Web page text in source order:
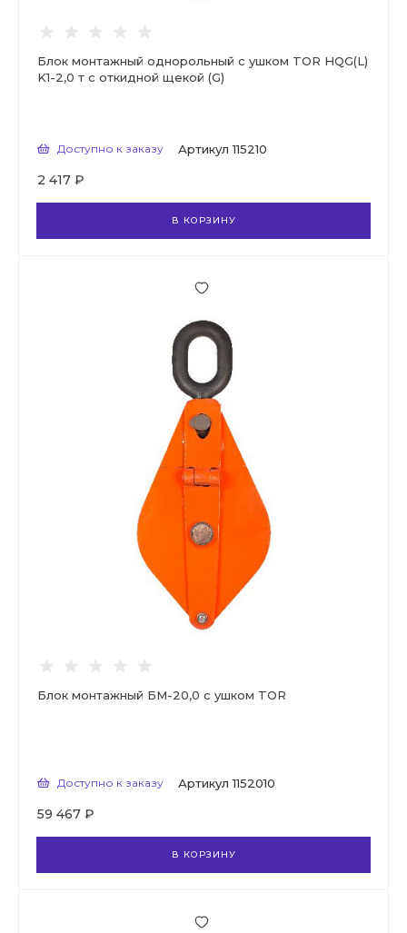
Блок монтажный однорольный с ушком TOR HQG(L)
K1-2,0 т с откидной щекой (G)
Доступно к заказу Артикул 115210
2 417 ₽
В КОРЗИНУ
Блок монтажный БМ-20,0 с ушком TOR
Доступно к заказу Артикул 1152010
59 467 ₽
В КОРЗИНУ